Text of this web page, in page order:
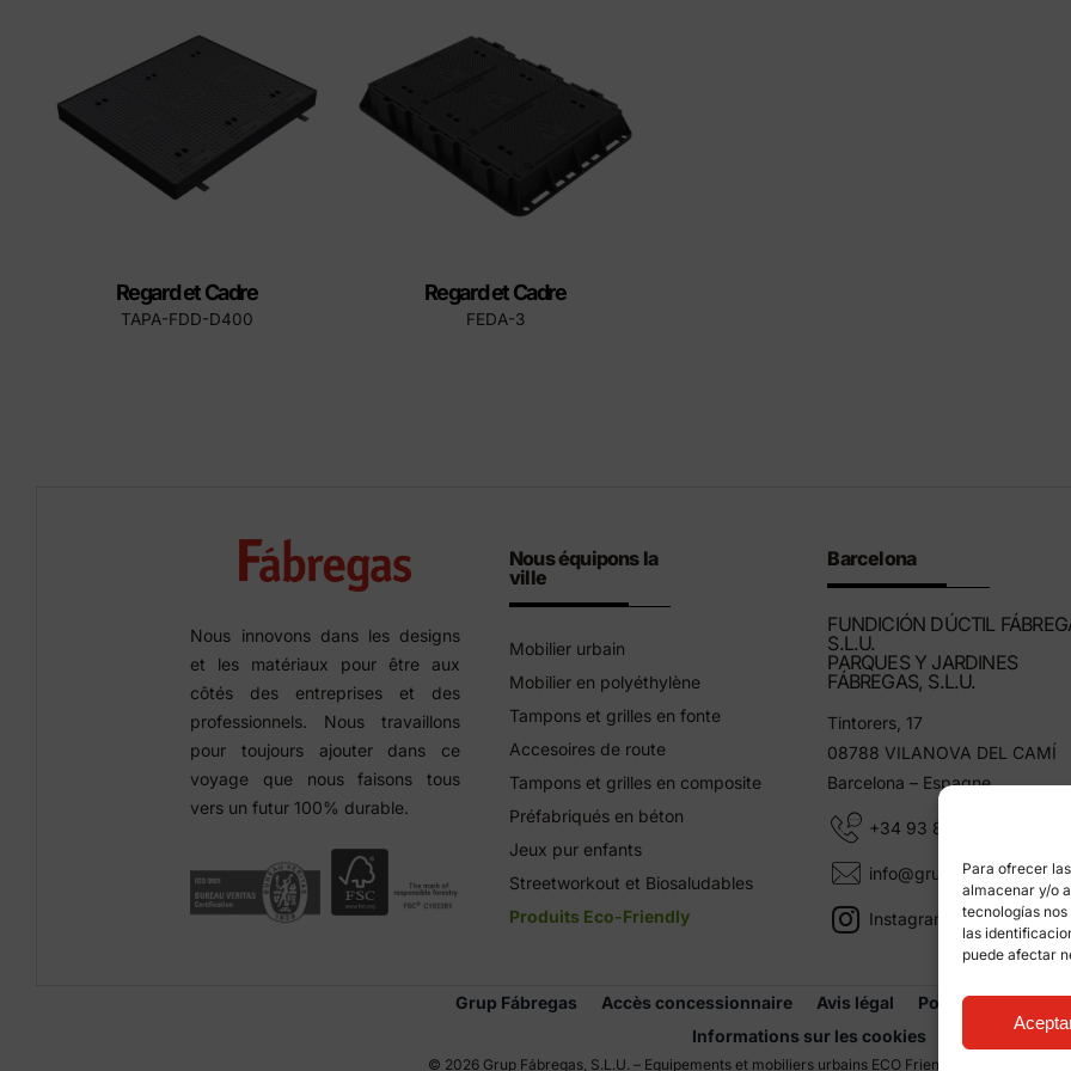
Para ofrecer
almacenar y/o
tecnologías
las
puede afectar
Manuel d'installation du
couvercle
Regard et Cadre
TAPA-FDD-D400
Regard et Cadre
FEDA-3
Nous innovons dans les designs
et les matériaux pour être aux
côtés des entreprises et des
professionnels. Nous travaillons
pour toujours ajouter dans ce
voyage que nous faisons tous
vers un futur 100% durable.
Nous équipons la
ville
Mobilier urbain
Mobilier en polyéthylène
Tampons et grilles en fonte
Accesoires de route
Tampons et grilles en composite
Préfabriqués en béton
Jeux pur enfants
Streetworkout et Biosaludables
Produits Eco-Friendly
Barcelona
FUNDICIÓN DÚCTIL
S.L.U.
PARQUES Y JARDINES
FÁBREGAS, S.L.U.
Tintorers, 17
08788 VILANOVA DEL CAMÍ
Barcelona – Espagne
+34 93 805 11 25
info@grupfabregas.com
Instagram Grup Fábregas
Grup Fábregas Accès concessionnaire Avis légal
Politique de
Informations sur les cookies
© 2026 Grup Fábregas, S.L.U. – Equipements et mobiliers urbains ECO Friendly –